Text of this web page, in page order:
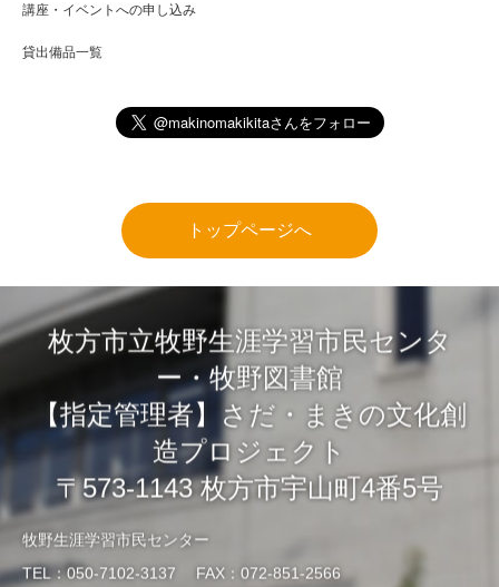
講座・イベントへの申し込み
貸出備品一覧
トップページへ
枚方市立牧野生涯学習市民センタ
ー・牧野図書館
【指定管理者】さだ・まきの文化創
造プロジェクト
〒573-1143 枚方市宇山町4番5号
牧野生涯学習市民センター
TEL：050-7102-3137 FAX：072-851-2566